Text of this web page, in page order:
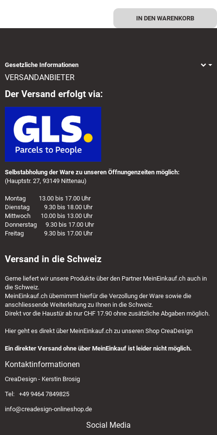
IN DEN WARENKORB
Gesetzliche Informationen
VERSANDANBIETER
Der Versand erfolgt via:
Selbstabholung der Ware zu unseren Öffnungenzeiten möglich:
(Hauptstr. 27, 93149 Nittenau)
Montag 13.00 bis 17.00 Uhr
Dienstag 9.30 bis 18.00 Uhr
Mittwoch 10.00 bis 13.00 Uhr
Donnerstag 9.30 bis 17.00 Uhr
Freitag 9.30 bis 17.00 Uhr
Versand in die Schweiz
Gerne liefert wir unsere Produkte über den Partner MeinEinkauf.ch auch in
die Schweiz.
MeinEinkauf.ch übernimmt hierfür die Verzollung der Ware sowie die
anschliessende Weiterleitung zu Ihnen in die Schweiz.
Direkt vor die Haustür ab nur CHF 17.90 ohne zusätzliche Abgaben möglich.
Hier geht es direkt über MeinEinkauf.ch zu unseren Shop CreaDesign
Ein direkter Versand ohne über MeinEinkauf ist leider nicht möglich.
Kontaktinformationen
CreaDesign - Kerstin Brosig
Tel: +49 9464 7849825
info@creadesign-onlineshop.de
Social Media